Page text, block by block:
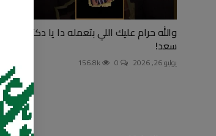
والله حرام عليك اللي بتعمله دا يا دكتور
سعد!
يوليو 26, 2026